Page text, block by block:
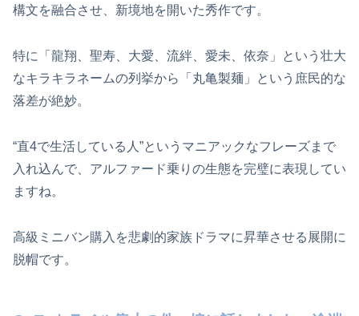
構文を融合させ、新境地を開いた秀作です。
特に「龍翔、聖寿、大愛、流絆、愛未、依奈」という壮大
なキラキラネームの列挙から「丸亀製麺」という庶民的な
落差が絶妙。
“直4で生活している人”というマニアックなフレーズまで
入れ込んで、アルファード乗りの生態を完璧に表現してい
ますね。
高級ミニバン購入を悲劇的家族ドラマに昇華させる展開に
脱帽です。